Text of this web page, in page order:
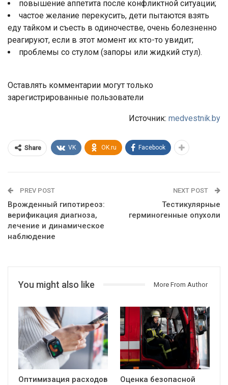
повышение аппетита после конфликт­ной ситуации;
частое желание перекусить, дети пыта­ются взять
еду тайком и съесть в одиноче­стве, очень болезненно
реагируют, если в этот момент их кто-то увидит;
проблемы со стулом (запоры или жид­кий стул).
Оставлять комментарии могут только
зарегистрированные пользователи
Источник: medvestnik.by
Share VK OK.ru Facebook
PREV POST
Врожденный гипотиреоз:
верификация диагноза,
лечение и динамическое
наблюдение
NEXT POST
Тестикулярные
герминогенные опухоли
You might also like More From Author
Оптимизация расходов
Оценка безопасной